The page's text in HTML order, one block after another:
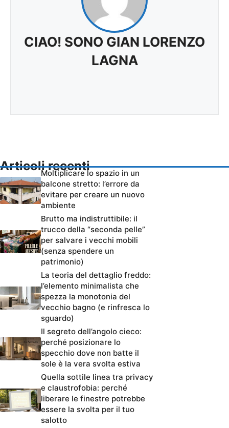
CIAO! SONO GIAN LORENZO
LAGNA
Articoli recenti
Moltiplicare lo spazio in un
balcone stretto: l’errore da
evitare per creare un nuovo
ambiente
Brutto ma indistruttibile: il
trucco della “seconda pelle”
per salvare i vecchi mobili
(senza spendere un
patrimonio)
La teoria del dettaglio freddo:
l’elemento minimalista che
spezza la monotonia del
vecchio bagno (e rinfresca lo
sguardo)
Il segreto dell’angolo cieco:
perché posizionare lo
specchio dove non batte il
sole è la vera svolta estiva
Quella sottile linea tra privacy
e claustrofobia: perché
liberare le finestre potrebbe
essere la svolta per il tuo
salotto